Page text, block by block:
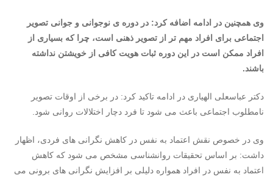
وی همچنین در ادامه اضافه کرد: در دوره ی نوجوانی و جوانی تصویر
اجتماعی برای افراد مهم تر از تصویر ذهنی است، چرا که بسیاری از
افراد ممکن است در این دوره ثبات هویت کافی از خویشتن نداشته
باشند.
دکتر عباسعلی الهیاری در ادامه تاکید کرد: در برخی از اوقات تصویر
نامطلوب اجتماعی باعث می شود تا فرد دچار اختلالات روانی شود.
وی در خصوص نقش اعتماد به نفس در کاهش نگرانی های فردی، اظهار
داشت: بر اساس تحقیقات روانشناسی مشخص می شود که کاهش
اعتماد به نفس در افراد همواره دلیلی بر افزایش نگرانی های برونی می